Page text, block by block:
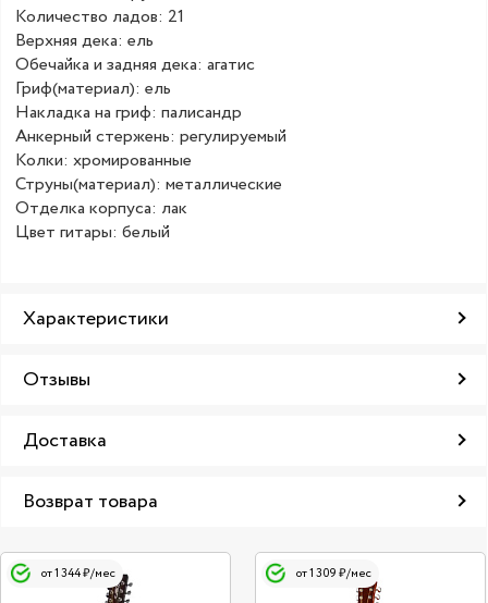
Количество ладов: 21
Верхняя дека: ель
Обечайка и задняя дека: агатис
Гриф(материал): ель
Накладка на гриф: палисандр
Анкерный стержень: регулируемый
Колки: хромированные
Струны(материал): металлические
Отделка корпуса: лак
Цвет гитары: белый
Характеристики
Отзывы
Доставка
Возврат товара
от 1 344 ₽/мес от 1 309 ₽/мес